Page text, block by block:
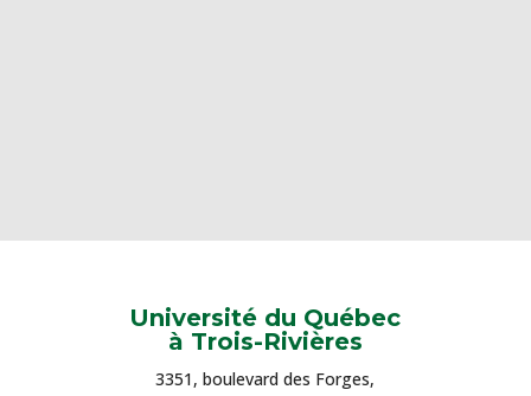
Université du Québec
à Trois-Rivières
3351, boulevard des Forges,